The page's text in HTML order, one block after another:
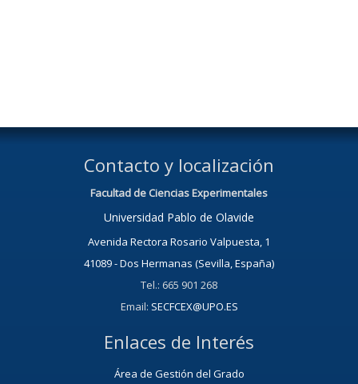
Contacto y localización
Facultad de Ciencias Experimentales
Universidad Pablo de Olavide
Avenida Rectora Rosario Valpuesta, 1
41089 - Dos Hermanas (Sevilla, España)
Tel.: 665 901 268
Email: SECFCEX@UPO.ES
Enlaces de Interés
Área de Gestión del Grado